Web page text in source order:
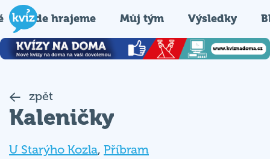
Kde hrajeme Můj tým Výsledky
zpět
Kaleničky
U Starýho Kozla, Příbram